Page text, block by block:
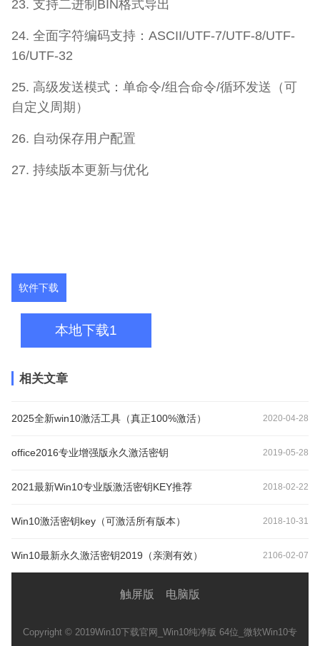
23. 支持二进制BIN格式导出
24. 全面字符编码支持：ASCII/UTF-7/UTF-8/UTF-
16/UTF-32
25. 高级发送模式：单命令/组合命令/循环发送（可
自定义周期）
26. 自动保存用户配置
27. 持续版本更新与优化
软件下载
本地下载1
相关文章
2025全新win10激活工具（真正100%激活） 2020-04-28
office2016专业增强版永久激活密钥 2019-05-28
2021最新Win10专业版激活密钥KEY推荐 2018-02-22
Win10激活密钥key（可激活所有版本） 2018-10-31
Win10最新永久激活密钥2019（亲测有效） 2106-02-07
触屏版 电脑版
Copyright © 2019Win10下载官网_Win10纯净版 64位_微软Win10专